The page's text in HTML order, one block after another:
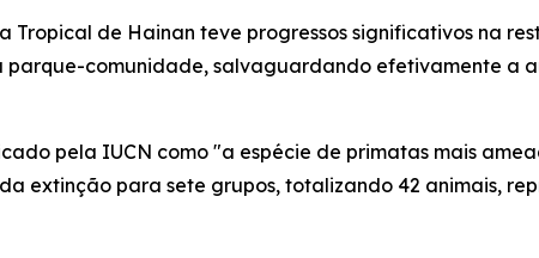
Tropical de Hainan teve progressos significativos na
comunidade, salvaguardando efetivamente a
pela IUCN como "a espécie de primatas mais
extinção para sete grupos, totalizando 42 animais,